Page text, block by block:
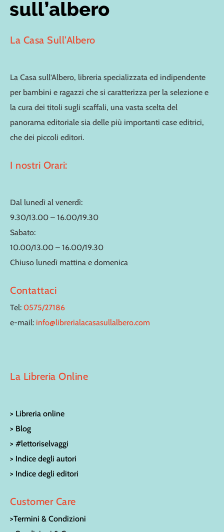
La Casa Sull’Albero
La Casa sull’Albero, libreria specializzata ed indipendente
per bambini e ragazzi che si caratterizza per la selezione e
la cura dei titoli sugli scaffali, una vasta scelta del
panorama editoriale sia delle più importanti case editrici,
che dei piccoli editori.
I nostri Orari:
Dal lunedì al venerdì:
9.30/13.00 – 16.00/19.30
Sabato:
10.00/13.00 – 16.00/19.30
Chiuso lunedì mattina e domenica
Contattaci
Tel: 0575/27186
e-mail: info@librerialacasasullalbero.com
La Libreria Online
> Libreria online
> Blog
> #lettoriselvaggi
> Indice degli autori
> Indice degli editori
Customer Care
>Termini & Condizioni